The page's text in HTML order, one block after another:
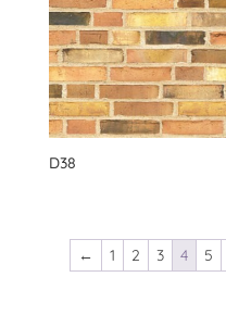
D38
← 1 2 3 4 5